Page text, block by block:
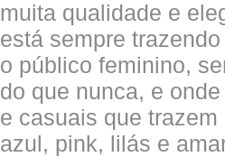
muita qualidade e
está sempre
o público feminino,
do que nunca, e
e casuais que
azul, pink, lilás e